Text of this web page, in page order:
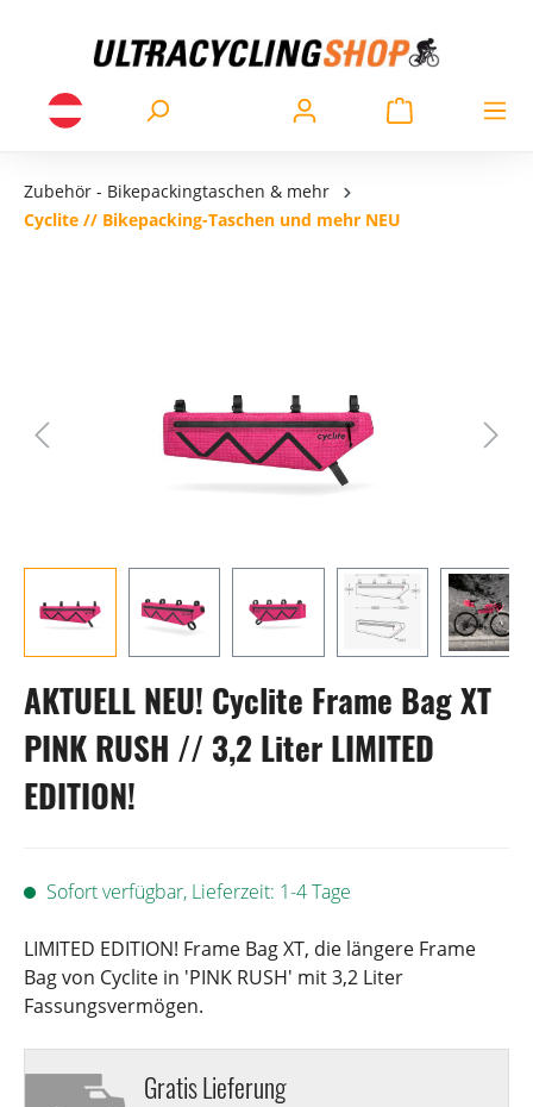
Zubehör - Bikepackingtaschen & mehr
Cyclite // Bikepacking-Taschen und mehr NEU
AKTUELL NEU! Cyclite Frame Bag XT
PINK RUSH // 3,2 Liter LIMITED
EDITION!
Sofort verfügbar, Lieferzeit: 1-4 Tage
LIMITED EDITION! Frame Bag XT, die längere Frame
Bag von Cyclite in 'PINK RUSH' mit 3,2 Liter
Fassungsvermögen.
Gratis Lieferung